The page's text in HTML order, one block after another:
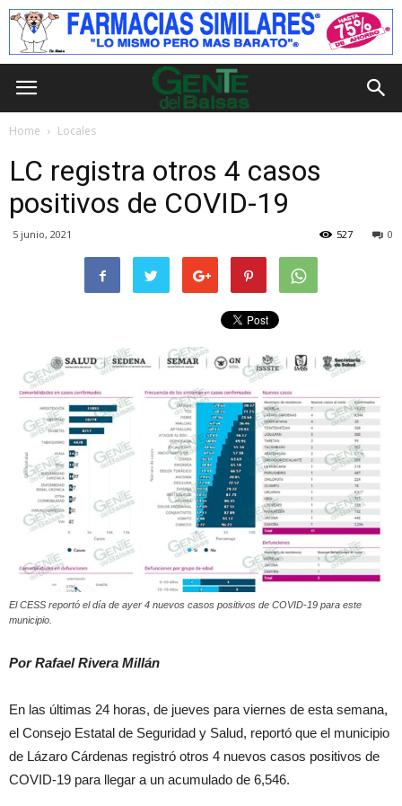
Home Locales
LC registra otros 4 casos
positivos de COVID-19
5 junio, 2021 0
527
El CESS reportó el día de ayer 4 nuevos casos positivos de COVID-19 para este
municipio.
Por Rafael Rivera Millán
En las últimas 24 horas, de jueves para viernes de esta semana,
el Consejo Estatal de Seguridad y Salud, reportó que el municipio
de Lázaro Cárdenas registró otros 4 nuevos casos positivos de
COVID-19 para llegar a un acumulado de 6,546.